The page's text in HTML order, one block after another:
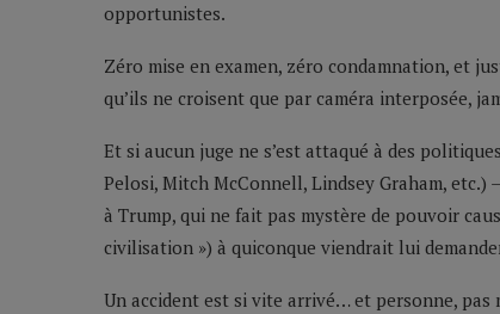
opportunistes.
Zéro mise en examen, zéro condamnation, et
qu’ils ne croisent que par caméra interposée,
Et si aucun juge ne s’est attaqué à des
Pelosi, Mitch McConnell, Lindsey Graham, etc.)
à Trump, qui ne fait pas mystère de pouvoir
civilisation ») à quiconque viendrait lui
Un accident est si vite arrivé… et personne, pas